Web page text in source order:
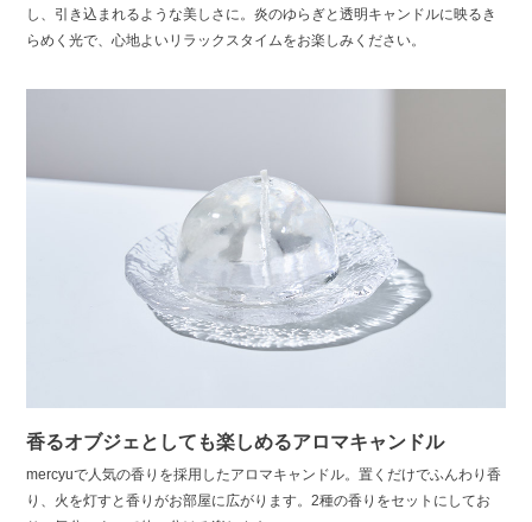
し、引き込まれるような美しさに。炎のゆらぎと透明キャンドルに映るき
らめく光で、心地よいリラックスタイムをお楽しみください。
香るオブジェとしても楽しめるアロマキャンドル
mercyuで人気の香りを採用したアロマキャンドル。置くだけでふんわり香
り、火を灯すと香りがお部屋に広がります。2種の香りをセットにしてお